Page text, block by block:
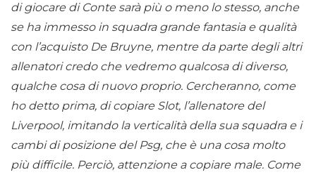
di giocare di Conte sarà più o meno lo stesso, anche
se ha immesso in squadra grande fantasia e qualità
con l’acquisto De Bruyne, mentre da parte degli altri
allenatori credo che vedremo qualcosa di diverso,
qualche cosa di nuovo proprio. Cercheranno, come
ho detto prima, di copiare Slot, l’allenatore del
Liverpool, imitando la verticalità della sua squadra e i
cambi di posizione del Psg, che è una cosa molto
più difficile. Perciò, attenzione a copiare male. Come